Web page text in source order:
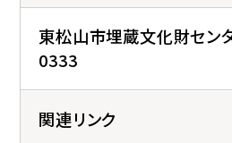
東松山市埋蔵文化財セ
0333
関連リンク